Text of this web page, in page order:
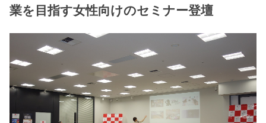
業を目指す女性向けのセミナー登壇